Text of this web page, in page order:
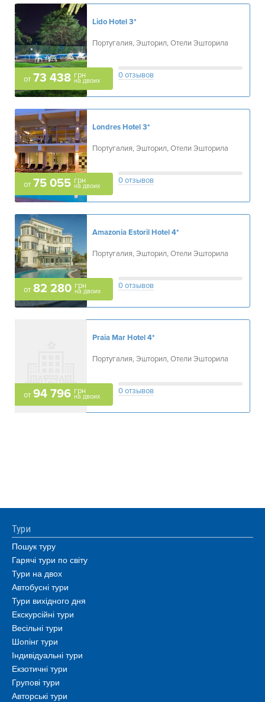
от 73 438 грн
на двоих
Lido Hotel3*
Португалия, Эшторил, Отели Эшторила
0 отзывов
от 75 055 грн
на двоих
Londres Hotel3*
Португалия, Эшторил, Отели Эшторила
0 отзывов
от 82 280 грн
на двоих
Amazonia Estoril Hotel4*
Португалия, Эшторил, Отели Эшторила
0 отзывов
от 94 796 грн
на двоих
Praia Mar Hotel4*
Португалия, Эшторил, Отели Эшторила
0 отзывов
Тури
Пошук туру
Гарячі тури по світу
Тури на двох
Автобусні тури
Тури вихідного дня
Екскурсійні тури
Весільні тури
Шопінг тури
Індивідуальні тури
Екзотичні тури
Групові тури
Авторські тури